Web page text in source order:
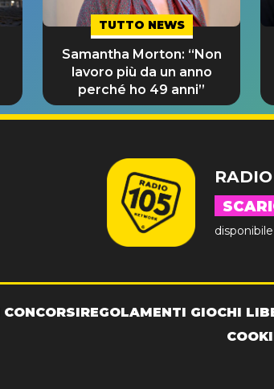
TUTTO NEWS
Samantha Morton: “Non
lavoro più da un anno
perché ho 49 anni”
REGOLAMENTI GIOCHI